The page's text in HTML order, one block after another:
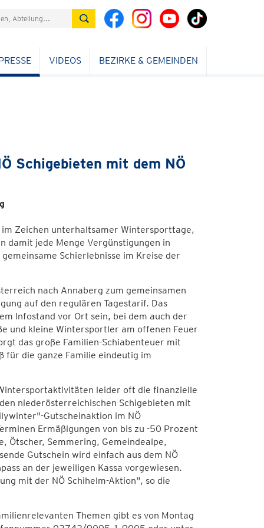
VIDEOS BEZIRKE & GEMEINDEN
Schigebieten mit dem NÖ
Zeichen unterhaltsamer Wintersporttage,
damit jede Menge Vergünstigungen in
Schierlebnisse im Kreise der
nach Annaberg zum gemeinsamen
auf den regulären Tagestarif. Das
Infostand vor Ort sein, bei dem auch der
und kleine Wintersportler am offenen Feuer
das große Familien-Schiabenteuer mit
für die ganze Familie eindeutig im
leider oft die finanzielle
niederösterreichischen Schigebieten mit
Gutscheinaktion im NÖ
Ermäßigungen von bis zu -50 Prozent
Ötscher, Semmering, Gemeindealpe,
Gutschein wird einfach aus dem NÖ
an der jeweiligen Kassa vorgewiesen.
mit der NÖ Schihelm-Aktion", so die
Themen gibt es von Montag